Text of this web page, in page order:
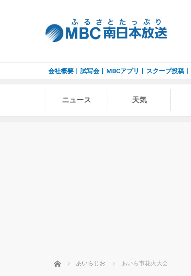
会社概要 試写会 MBCアプリ スクープ投稿
ニュース 天気
ホーム あいらじお あいら市花火大会